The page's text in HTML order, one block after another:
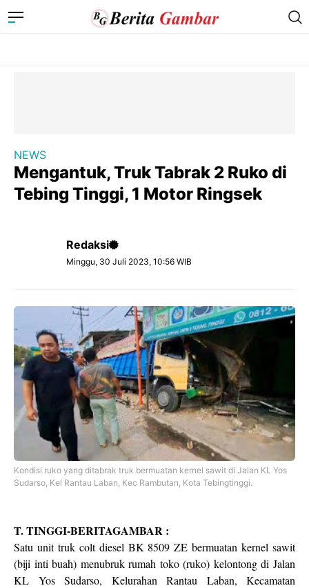
NEWS
Mengantuk, Truk Tabrak 2 Ruko di
Tebing Tinggi, 1 Motor Ringsek
Redaksi
Minggu, 30 Juli 2023, 10:56 WIB
Kondisi ruko yang ditabrak truk bermuatan kernel sawit di Jalan KL Yos
Sudarso, Kel Rantau Laban, Kec Rambutan, Kota Tebingtinggi.
T. TINGGI-BERITAGAMBAR :
Satu unit truk colt diesel BK 8509 ZE bermuatan kernel sawit
(biji inti buah) menubruk rumah toko (ruko) kelontong di Jalan
KL Yos Sudarso, Kelurahan Rantau Laban, Kecamatan